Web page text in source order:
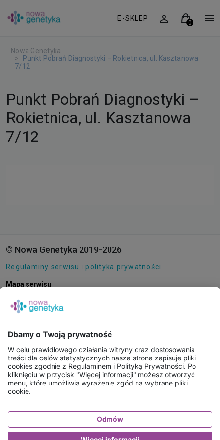
E-SKLEP
Nowa Genetyka
Punkt Pobrań Diagnostyki – Rokietnica, ul. Kasztanowa
7/12
Punkt Pobrań Diagnostyki –
Rokietnica, ul. Kasztanowa
7/12
© Nowa Genetyka 2019-2026
Regulaminy serwisu i polityka prywatności.
Mapa serwisu
E-SKLEP
PUNKTY POBRAŃ
KONSULTACJE ONLINE
PORADNIE GENETYCZNE
BAZA WIEDZY
FAQ